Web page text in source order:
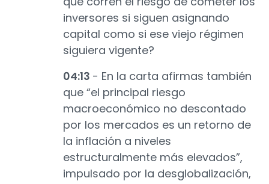
inversores si siguen asignando
capital como si ese viejo régimen
siguiera vigente?
04:13 - En la carta afirmas también
que “el principal riesgo
macroeconómico no descontado
por los mercados es un retorno de
la inflación a niveles
estructuralmente más elevados”,
impulsado por la desglobalización,